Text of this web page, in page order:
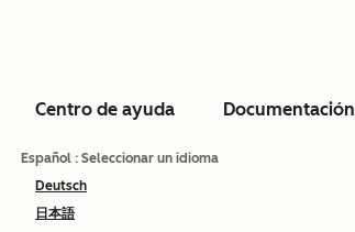
Centro de ayuda Documentación
Español : Seleccionar un idioma
Deutsch
日本語